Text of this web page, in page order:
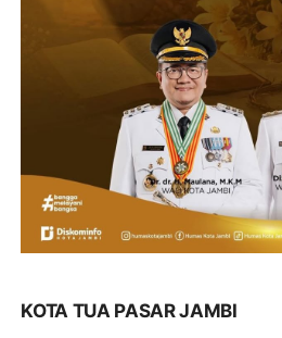
KOTA TUA PASAR JAMBI